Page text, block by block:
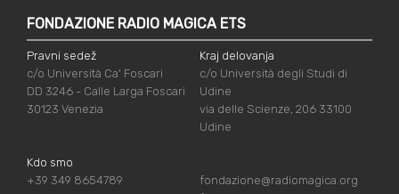
FONDAZIONE RADIO MAGICA ETS
Pravni sedež
c/o Università Ca' Foscari
DD 3246 - Calle Larga Foscari
30123 Venezia
Kraj delovanja
c/o Università degli Studi di
Udine
via delle Scienze, 206 33100
Udine
Kdo smo
+39 349 8654789
fondazione@radiomagica.org